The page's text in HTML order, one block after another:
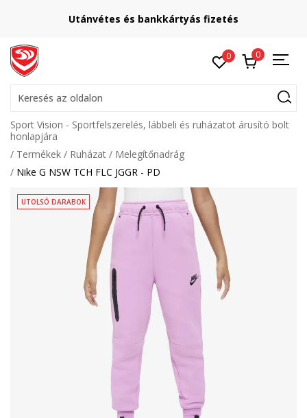
Utánvétes és bankkártyás fizetés
0 0
Keresés az oldalon
Sport Vision - Sportfelszerelés, lábbeli és ruházatot árusító bolt
honlapjára
Termékek
Ruházat
Melegítőnadrág
Nike G NSW TCH FLC JGGR - PD
UTOLSÓ DARABOK